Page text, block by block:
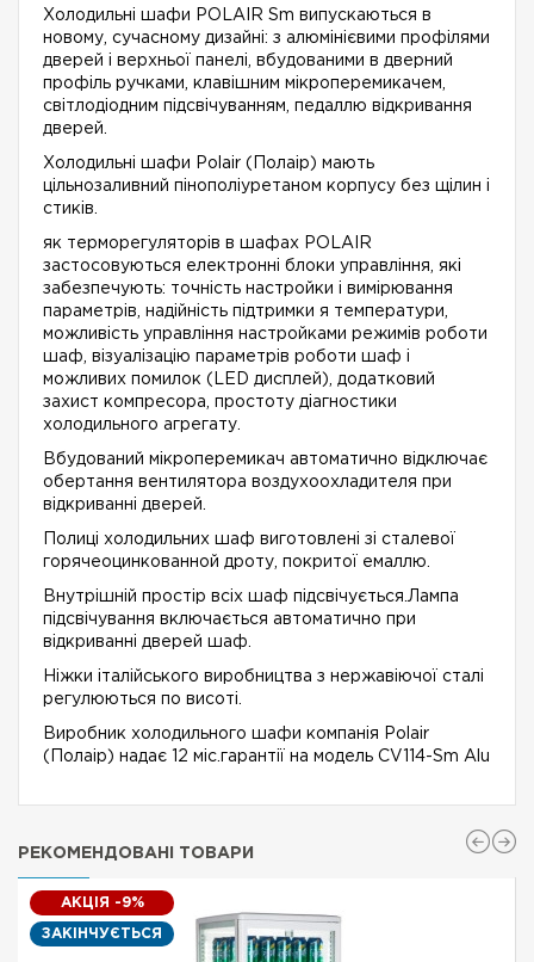
Холодильні шафи POLAIR Sm випускаються в
новому, сучасному дизайні: з алюмінієвими профілями
дверей і верхньої панелі, вбудованими в дверний
профіль ручками, клавішним мікроперемикачем,
світлодіодним підсвічуванням, педаллю відкривання
дверей.
Холодильні шафи Polair (Полаір) мають
цільнозаливний пінополіуретаном корпусу без щілин і
стиків.
як терморегуляторів в шафах POLAIR
застосовуються електронні блоки управління, які
забезпечують: точність настройки і вимірювання
параметрів, надійність підтримки я температури,
можливість управління настройками режимів роботи
шаф, візуалізацію параметрів роботи шаф і
можливих помилок (LED дисплей), додатковий
захист компресора, простоту діагностики
холодильного агрегату.
Вбудований мікроперемикач автоматично відключає
обертання вентилятора воздухоохладителя при
відкриванні дверей.
Полиці холодильних шаф виготовлені зі сталевої
горячеоцинкованной дроту, покритої емаллю.
Внутрішній простір всіх шаф підсвічується.Лампа
підсвічування включається автоматично при
відкриванні дверей шаф.
Ніжки італійського виробництва з нержавіючої сталі
регулюються по висоті.
Виробник холодильного шафи компанія Polair
(Полаір) надає 12 міс.гарантії на модель CV114-Sm Alu
РЕКОМЕНДОВАНІ ТОВАРИ
АКЦІЯ -9%
ЗАКІНЧУЄТЬСЯ